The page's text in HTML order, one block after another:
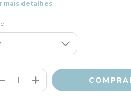
mais detalhes